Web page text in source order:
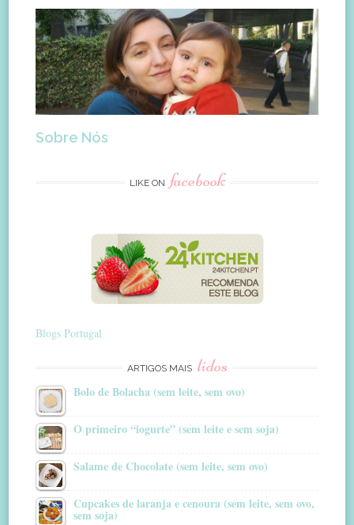
Sobre Nós
LIKE ON facebook
Blogs Portugal
ARTIGOS MAIS lidos
Bolo de Bolacha (sem leite, sem ovo)
O primeiro “iogurte” (sem leite e sem soja)
Salame de Chocolate (sem leite, sem ovo)
Cupcakes de laranja e cenoura (sem leite, sem ovo,
sem soja)